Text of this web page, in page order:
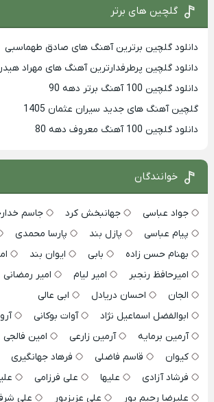
گلچین های برتر
دانلود گلچین برترین آهنگ های صادق طهماسبی
دانلود گلچین پرطرفدارترین آهنگ های مهراد هیدن
دانلود گلچین 100 آهنگ برتر دهه 90
گلچین آهنگ های جدید سیران عثمان 1405
دانلود گلچین 100 آهنگ معروف دهه 80
خوانندگان
جواد عباسی جهانبخش کرد
جاسم
پیام عباسی
پازل بند پارسا محمدی
بهنام حسن زاده
بابی ایوان بند
امیرحافظ رنجبر
امیر لیام امیر رمضانی
الجان
احسان دریادل
ابی عالی
ابوالفضل اسماعیل نژاد
آوات بوکانی
آرمین برمایه
آرمین زارعی امین فالجی
کیوان
قاسم فاضلی فرهاد جهانگیری
فرشاد آزادی
علیها علی فرزامی
علیرضا رحیم پور
علی عزیزپور
علی